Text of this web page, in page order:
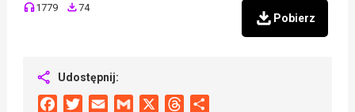
1779 74
Pobierz
Udostępnij:
FacebookTwitterEmail Gmail Threads